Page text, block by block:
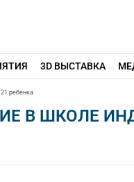
3D ВЫСТАВКА
ребенка
В ШКОЛЕ